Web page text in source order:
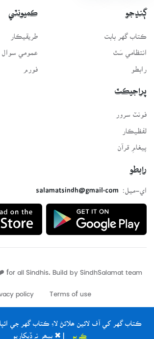
ڪتاب گهر کي آف لائين ھلائڻ لاءِ ڪتاب گهر جي
| ✖ ٻيھر نہ ڏيکاريو
ڳنڍجو
ڪتاب گهر بابت
انتظامي سَٿ
رابطو
ڪميونٽي
طريقيڪار
عمومي سوال
فورم
پراجيڪٽ
فونٽ سرور
لفظيڪار
پيغامِ قرآن
رابطو
اي-ميل:
salamatsindh@gmail.com
for all Sindhis. Build by SindhSalamat
Terms of use
policy